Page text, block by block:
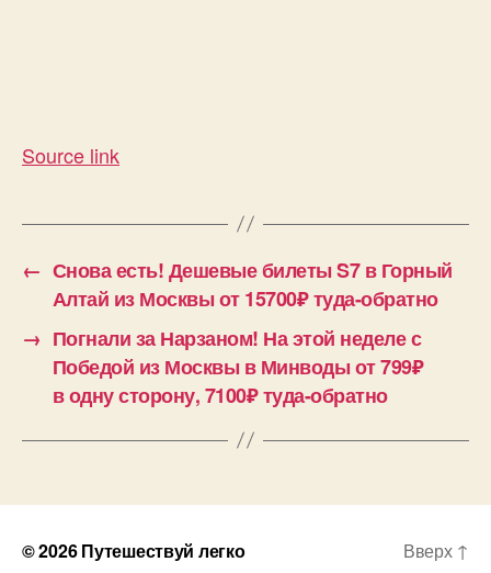
Source link
← Снова есть! Дешевые билеты S7 в Горный
Алтай из Москвы от 15700₽ туда-обратно
→ Погнали за Нарзаном! На этой неделе с
Победой из Москвы в Минводы от 799₽
в одну сторону, 7100₽ туда-обратно
© 2026Путешествуй легко Вверх ↑